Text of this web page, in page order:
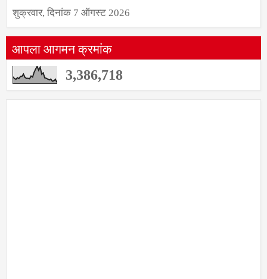
शुक्रवार, दिनांक 7 ऑगस्ट 2026
आपला आगमन क्रमांक
3,386,718